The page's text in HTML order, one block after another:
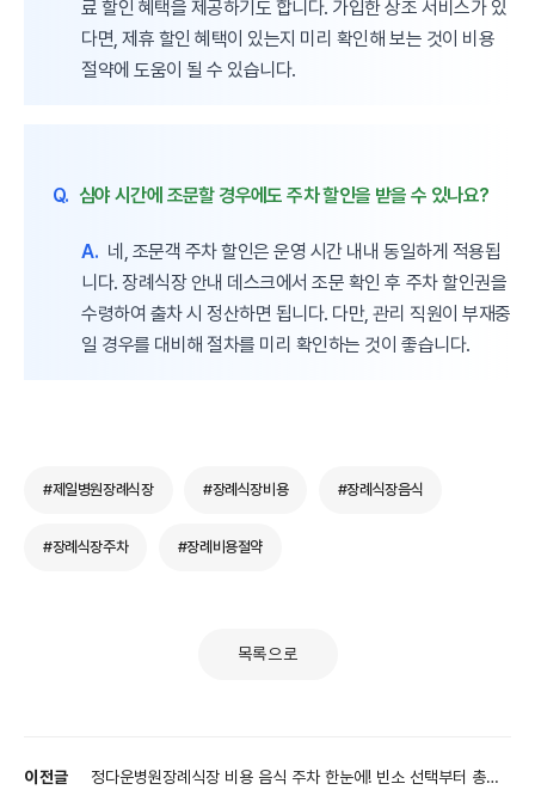
료 할인 혜택을 제공하기도 합니다. 가입한 상조 서비스가 있
다면, 제휴 할인 혜택이 있는지 미리 확인해 보는 것이 비용
절약에 도움이 될 수 있습니다.
Q. 심야 시간에 조문할 경우에도 주차 할인을 받을 수 있나요?
A. 네, 조문객 주차 할인은 운영 시간 내내 동일하게 적용됩
니다. 장례식장 안내 데스크에서 조문 확인 후 주차 할인권을
수령하여 출차 시 정산하면 됩니다. 다만, 관리 직원이 부재중
일 경우를 대비해 절차를 미리 확인하는 것이 좋습니다.
#제일병원장례식장 #장례식장비용 #장례식장음식
#장례식장주차 #장례비용절약
목록으로
이전글
정다운병원장례식장 비용 음식 주차 한눈에! 빈소 선택부터 총정